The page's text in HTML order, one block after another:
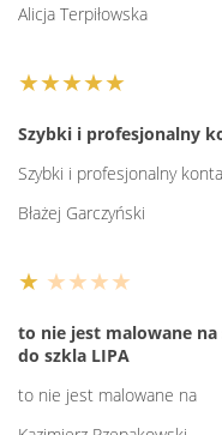
Alicja Terpiłowska
★★★★★
Szybki i profesjonalny
Szybki i profesjonalny
Błażej Garczyński
★ ★★★★
to nie jest malowane
do szkla LIPA
to nie jest malowane na